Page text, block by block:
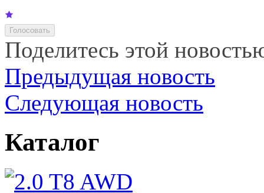
Поделитесь этой
Предыдущая новость
Следующая новость
Каталог